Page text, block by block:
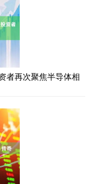
者再次聚焦半导体相